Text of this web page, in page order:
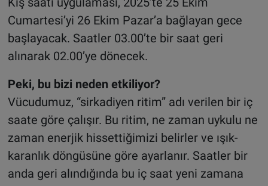
Cumartesi’yi 26 Ekim Pazar’a bağlayan gece
başlayacak. Saatler 03.00’te bir saat geri
alınarak 02.00’ye dönecek.
Peki, bu bizi neden etkiliyor?
Vücudumuz, “sirkadiyen ritim” adı verilen bir iç
saate göre çalışır. Bu ritim, ne zaman uykulu ne
zaman enerjik hissettiğimizi belirler ve ışık-
karanlık döngüsüne göre ayarlanır. Saatler bir
anda geri alındığında bu iç saat yeni zamana